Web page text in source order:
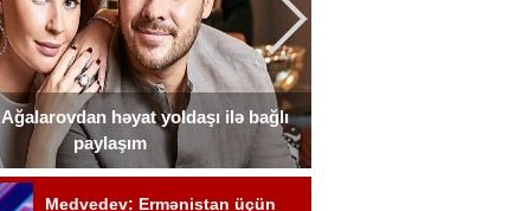
həyat yoldaşı ilə bağlı
paylaşım